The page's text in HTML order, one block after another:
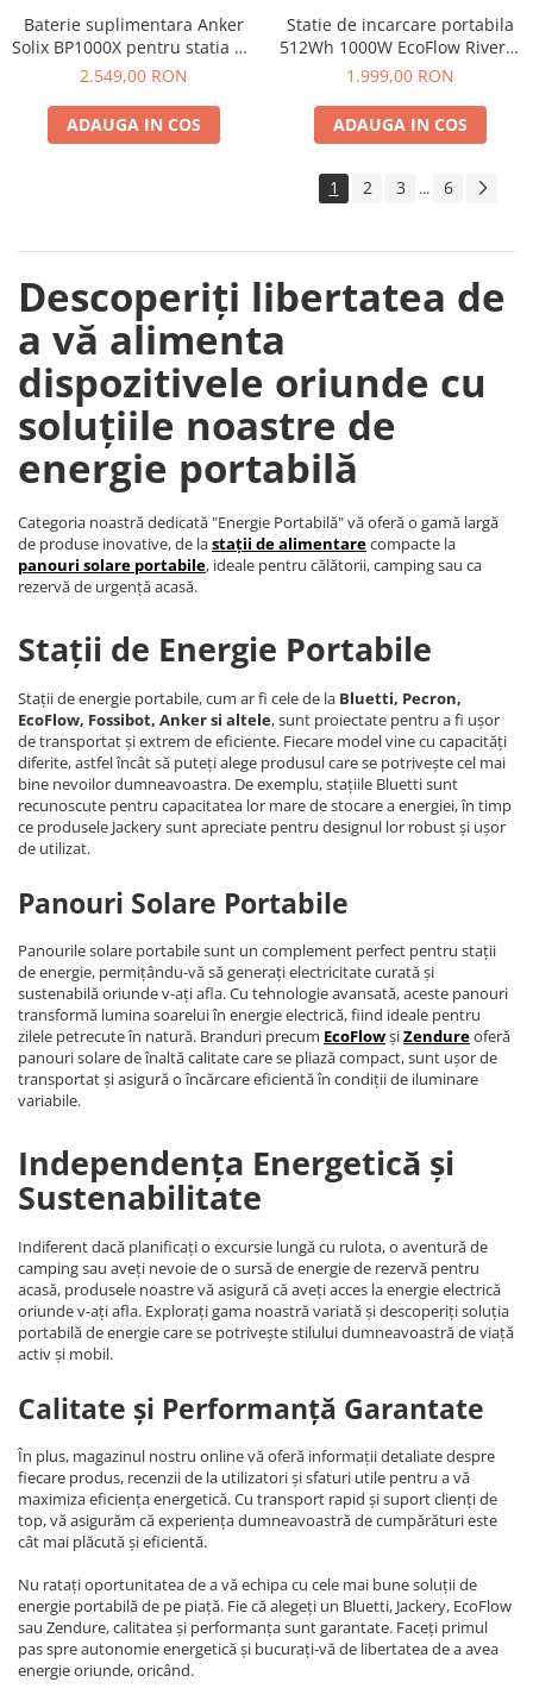
Baterie suplimentara Anker
Solix BP1000X pentru statia de
alimentare portabila Anker
2.549,00 RON
ADAUGA IN COS
Statie de incarcare portabila
512Wh 1000W EcoFlow River 2
Max
1.999,00 RON
ADAUGA IN COS
1 2 3 ... 6
Descoperiți libertatea de
a vă alimenta
dispozitivele oriunde cu
soluțiile noastre de
energie portabilă
Categoria noastră dedicată "Energie Portabilă" vă oferă o gamă largă
de produse inovative, de lastații de alimentarecompacte la
panouri solare portabile, ideale pentru călătorii, camping sau ca
rezervă de urgență acasă.
Stații de Energie Portabile
Stații de energie portabile, cum ar fi cele de la Bluetti, Pecron,
EcoFlow, Fossibot, Anker si altele, sunt proiectate pentru a fi ușor
de transportat și extrem de eficiente. Fiecare model vine cu capacități
diferite, astfel încât să puteți alege produsul care se potrivește cel mai
bine nevoilor dumneavoastra. De exemplu, stațiile Bluetti sunt
recunoscute pentru capacitatea lor mare de stocare a energiei, în timp
ce produsele Jackery sunt apreciate pentru designul lor robust și ușor
de utilizat.
Panouri Solare Portabile
Panourile solare portabile sunt un complement perfect pentru stații
de energie, permițându-vă să generați electricitate curată și
sustenabilă oriunde v-ați afla. Cu tehnologie avansată, aceste panouri
transformă lumina soarelui în energie electrică, fiind ideale pentru
zilele petrecute în natură. Branduri precum EcoFlowșiZendureoferă
panouri solare de înaltă calitate care se pliază compact, sunt ușor de
transportat și asigură o încărcare eficientă în condiții de iluminare
variabile.
Independența Energetică și
Sustenabilitate
Indiferent dacă planificați o excursie lungă cu rulota, o aventură de
camping sau aveți nevoie de o sursă de energie de rezervă pentru
acasă, produsele noastre vă asigură că aveți acces la energie electrică
oriunde v-ați afla. Explorați gama noastră variată și descoperiți soluția
portabilă de energie care se potrivește stilului dumneavoastră de viață
activ și mobil.
Calitate și Performanță Garantate
În plus, magazinul nostru online vă oferă informații detaliate despre
fiecare produs, recenzii de la utilizatori și sfaturi utile pentru a vă
maximiza eficiența energetică. Cu transport rapid și suport clienți de
top, vă asigurăm că experiența dumneavoastră de cumpărături este
cât mai plăcută și eficientă.
Nu ratați oportunitatea de a vă echipa cu cele mai bune soluții de
energie portabilă de pe piață. Fie că alegeți un Bluetti, Jackery, EcoFlow
sau Zendure, calitatea și performanța sunt garantate. Faceți primul
pas spre autonomie energetică și bucurați-vă de libertatea de a avea
energie oriunde, oricând.